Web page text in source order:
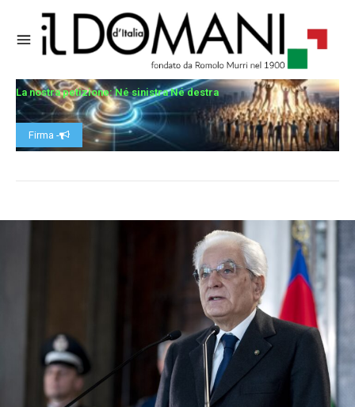
La nostra petizione: Né sinistra Né destra
Firma -